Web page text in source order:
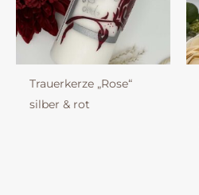
Trauerkerze „Rose“
silber & rot